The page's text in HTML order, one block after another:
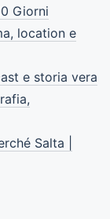
Giorni
location e
e storia vera
Salta |